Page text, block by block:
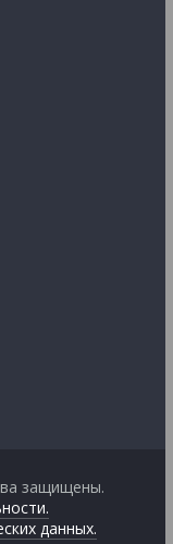
защищены.
данных.